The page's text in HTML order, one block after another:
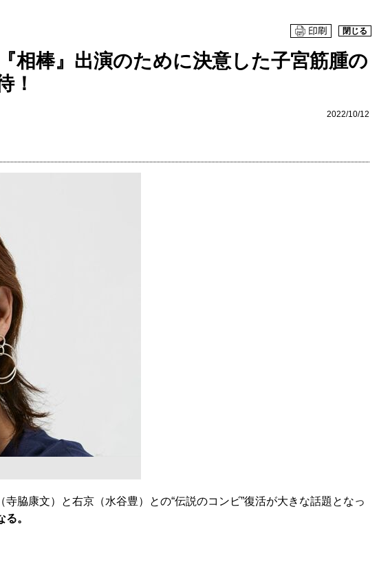
閉じる
相棒』出演のために決意した子宮筋腫の
！
2022/10/12
脇康文）と右京（水谷豊）との“伝説のコンビ”復活が大きな話題となっ
。